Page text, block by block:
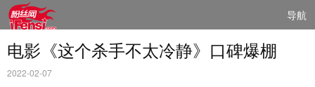
导航
电影《这个杀手不太冷静》口碑爆棚
2022-02-07